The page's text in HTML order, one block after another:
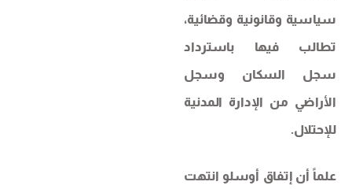
سياسية وقانونية وقضائية،
تطالب فيها باسترداد
سجل السكان وسجل
الأراضي من الإدارة المدنية
للإحتلال.
علماً أن إتفاق أوسلو انتهت